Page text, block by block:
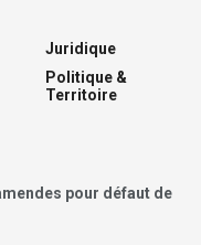
Juridique
Politique &
Territoire
pour défaut de